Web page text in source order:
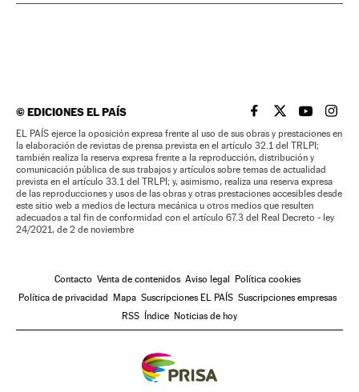
©EDICIONES EL PAÍS EL PAÍS BRASIL EN
EL PAÍSEL PAÍS
EL
EL PAÍS ejerce la oposición expresa frente al uso de sus obras y prestaciones en
la elaboración de revistas de prensa prevista en el artículo 32.1 del TRLPI;
también realiza la reserva expresa frente a la reproducción, distribución y
comunicación pública de sus trabajos y artículos sobre temas de actualidad
prevista en el artículo 33.1 del TRLPI; y, asimismo, realiza una reserva expresa
de las reproducciones y usos de las obras y otras prestaciones accesibles desde
este sitio web a medios de lectura mecánica u otros medios que resulten
adecuados a tal fin de conformidad con el artículo 67.3 del Real Decreto - ley
24/2021, de 2 de noviembre
Contacto Venta de contenidos Aviso legal
Política cookies
Política de privacidad
Mapa Suscripciones EL PAÍS Suscripciones empresas
RSS
Índice Noticias de hoy